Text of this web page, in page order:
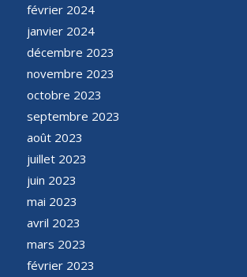
février 2024
janvier 2024
décembre 2023
novembre 2023
octobre 2023
septembre 2023
août 2023
juillet 2023
juin 2023
mai 2023
avril 2023
mars 2023
février 2023